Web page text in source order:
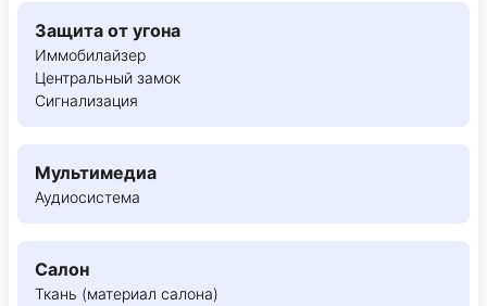
Защита от угона
Иммобилайзер
Центральный замок
Сигнализация
Мультимедиа
Аудиосистема
Салон
Ткань (материал салона)